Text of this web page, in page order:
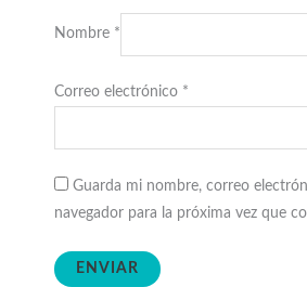
Nombre *
Correo electrónico *
Guarda mi nombre, correo
navegador para la próxima vez que